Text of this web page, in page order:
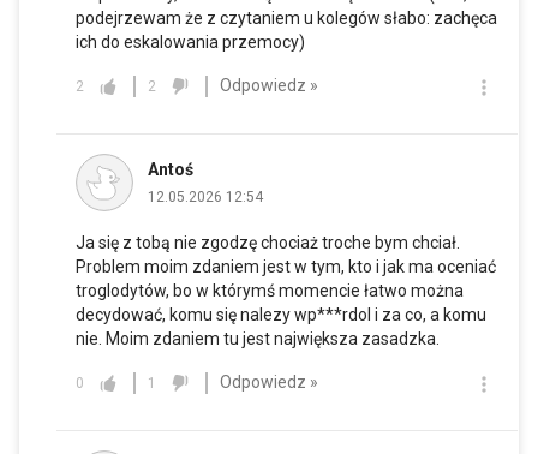
podejrzewam że z czytaniem u kolegów słabo: zachęca
ich do eskalowania przemocy)
2 2 Odpowiedz »
Antoś
12.05.2026 12:54
Ja się z tobą nie zgodzę chociaż troche bym chciał.
Problem moim zdaniem jest w tym, kto i jak ma oceniać
troglodytów, bo w którymś momencie łatwo można
decydować, komu się nalezy wp***rdol i za co, a komu
nie. Moim zdaniem tu jest największa zasadzka.
0 1 Odpowiedz »